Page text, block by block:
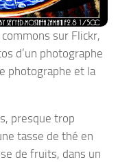
sur Flickr,
d’un photographe
photographe et la
presque trop
tasse de thé en
de fruits, dans un